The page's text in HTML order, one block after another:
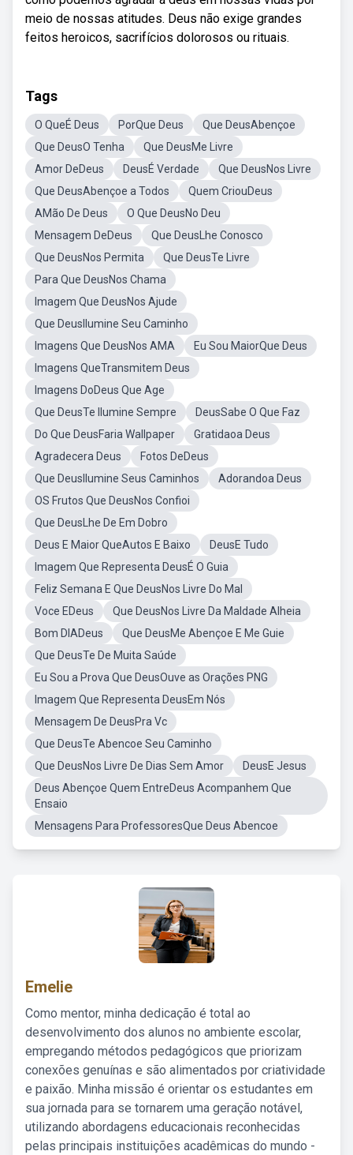
meio de nossas atitudes. Deus não exige grandes
feitos heroicos, sacrifícios dolorosos ou rituais.
Tags
O QueÉ Deus PorQue Deus
Que DeusAbençoe
Que DeusO Tenha
Que DeusMe Livre
Amor DeDeus
DeusÉ Verdade
Que DeusNos Livre
Que DeusAbençoe a Todos
Quem CriouDeus
AMão De Deus
O Que DeusNo Deu
Mensagem DeDeus
Que DeusLhe Conosco
Que DeusNos Permita
Que DeusTe Livre
Para Que DeusNos Chama
Imagem Que DeusNos Ajude
Que DeusIlumine Seu Caminho
Imagens Que DeusNos AMA
Eu Sou MaiorQue Deus
Imagens QueTransmitem Deus
Imagens DoDeus Que Age
Que DeusTe Ilumine Sempre
DeusSabe O Que Faz
Do Que DeusFaria Wallpaper
Gratidaoa Deus
Agradecera Deus
Fotos DeDeus
Que DeusIlumine Seus Caminhos
Adorandoa Deus
OS Frutos Que DeusNos Confioi
Que DeusLhe De Em Dobro
Deus E Maior QueAutos E Baixo
DeusE Tudo
Imagem Que Representa DeusÉ O Guia
Feliz Semana E Que DeusNos Livre Do Mal
Voce EDeus
Que DeusNos Livre Da Maldade Alheia
Bom DIADeus
Que DeusMe Abençoe E Me Guie
Que DeusTe De Muita Saúde
Eu Sou a Prova Que DeusOuve as Orações PNG
Imagem Que Representa DeusEm Nós
Mensagem De DeusPra Vc
Que DeusTe Abencoe Seu Caminho
Que DeusNos Livre De Dias Sem Amor
DeusE Jesus
Deus Abençoe Quem EntreDeus Acompanhem Que
Ensaio
Mensagens Para ProfessoresQue Deus Abencoe
Emelie
Como mentor, minha dedicação é total ao
desenvolvimento dos alunos no ambiente escolar,
empregando métodos pedagógicos que priorizam
conexões genuínas e são alimentados por criatividade
e paixão. Minha missão é orientar os estudantes em
sua jornada para se tornarem uma geração notável,
utilizando abordagens educacionais reconhecidas
pelas principais instituições acadêmicas do mundo -